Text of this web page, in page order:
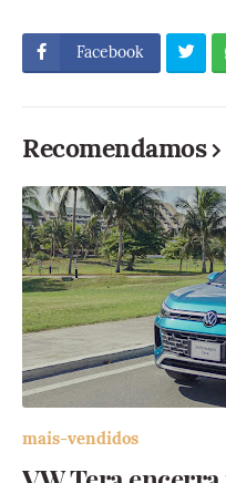
Facebook
Recomendamos
mais-vendidos